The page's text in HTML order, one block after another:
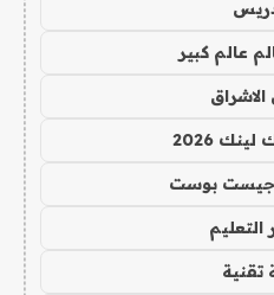
عالم كبير
2026
بوست
تقنية